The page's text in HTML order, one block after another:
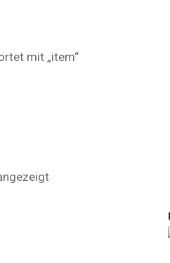
mit „item“